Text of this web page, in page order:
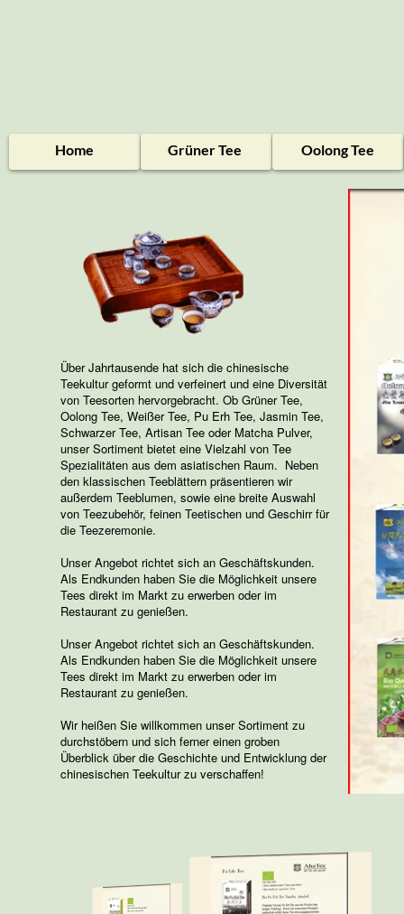
Home Grüner Tee Oolong Tee
Über Jahrtausende hat sich die chinesische
Teekultur geformt und verfeinert und eine Diversität
von Teesorten hervorgebracht. Ob Grüner Tee,
Oolong Tee, Weißer Tee, Pu Erh Tee, Jasmin Tee,
Schwarzer Tee, Artisan Tee oder Matcha Pulver,
unser Sortiment bietet eine Vielzahl von Tee
Spezialitäten aus dem asiatischen Raum. Neben
den klassischen Teeblättern präsentieren wir
außerdem Teeblumen, sowie eine breite Auswahl
von Teezubehör, feinen Teetischen und Geschirr für
die Teezeremonie.
Unser Angebot richtet sich an Geschäftskunden.
Als Endkunden haben Sie die Möglichkeit unsere
Tees direkt im Markt zu erwerben oder im
Restaurant zu genießen.
Unser Angebot richtet sich an Geschäftskunden.
Als Endkunden haben Sie die Möglichkeit unsere
Tees direkt im Markt zu erwerben oder im
Restaurant zu genießen.
Wir heißen Sie willkommen unser Sortiment zu
durchstöbern und sich ferner einen groben
Überblick über die Geschichte und Entwicklung der
chinesischen Teekultur zu verschaffen!